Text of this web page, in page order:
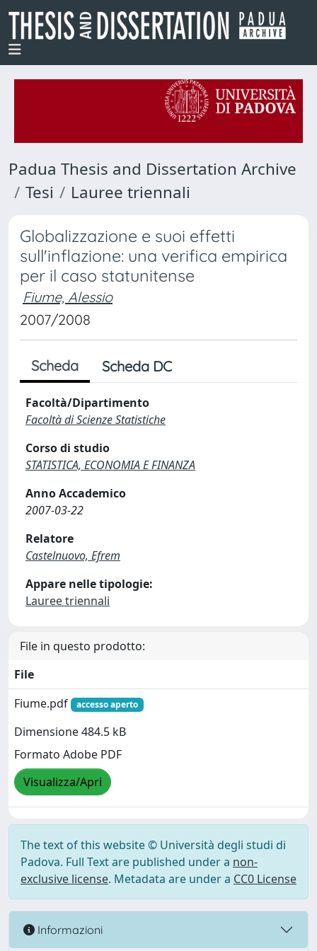
Padua Thesis and Dissertation Archive
Tesi
Lauree triennali
Globalizzazione e suoi effetti
sull'inflazione: una verifica empirica
per il caso statunitense
Fiume, Alessio
2007/2008
Scheda Scheda DC
Facoltà/Dipartimento
Facoltà di Scienze Statistiche
Corso di studio
STATISTICA, ECONOMIA E FINANZA
Anno Accademico
2007-03-22
Relatore
Castelnuovo, Efrem
Appare nelle tipologie:
Lauree triennali
File in questo prodotto:
File
Fiume.pdf
accesso aperto
Dimensione 484.5 kB
Formato Adobe PDF
Visualizza/Apri
The text of this website © Università degli studi di
Padova. Full Text are published under a non-
exclusive license. Metadata are under a CC0 License
Informazioni